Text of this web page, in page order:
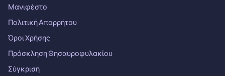
Μανιφέστο
Πολιτική Απορρήτου
Όροι Χρήσης
Πρόσκληση Θησαυροφυλακίου
Σύγκριση